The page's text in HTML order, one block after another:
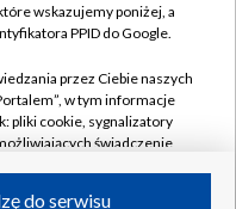
wskazujemy poniżej, a
PPID do Google.
przez Ciebie naszych
w tym informacje
pliki cookie, sygnalizatory
świadczenie
do serwisu